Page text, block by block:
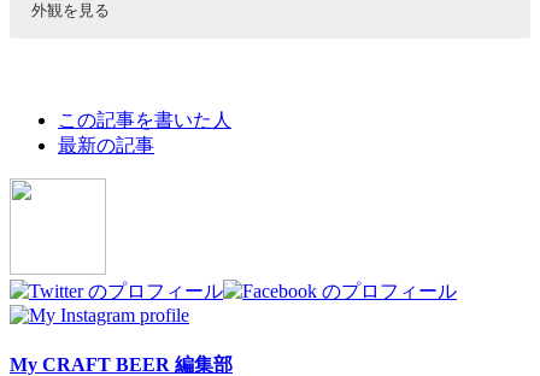
外観を見る
following
tabs
change
この記事を書いた人
最新の記事
My CRAFT BEER 編集部